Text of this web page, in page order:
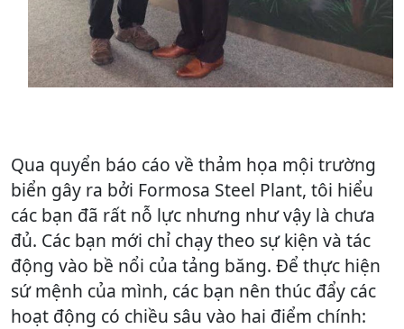
Qua quyển báo cáo về thảm họa mội trường
biển gây ra bởi Formosa Steel Plant, tôi hiểu
các bạn đã rất nỗ lực nhưng như vậy là chưa
đủ. Các bạn mới chỉ chạy theo sự kiện và tác
động vào bề nổi của tảng băng. Để thực hiện
sứ mệnh của mình, các bạn nên thúc đẩy các
hoạt động có chiều sâu vào hai điểm chính: